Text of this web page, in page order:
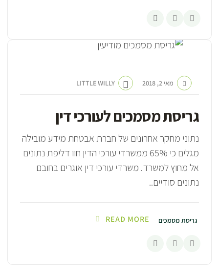
גריסת מסמכים לעורכי דין
מאי 2, 2018 LITTLE WILLY
נתוני מחקר אחרונים של חברת אבטחת מידע מובילה
מגלים כי 65% ממשרדי עורכי הדין חוו דליפת נתונים
אל מחוץ למשרד. משרדי עורכי דין אוגרים בחובם
נתונים סודיים..
גריסת מסמכים READ MORE